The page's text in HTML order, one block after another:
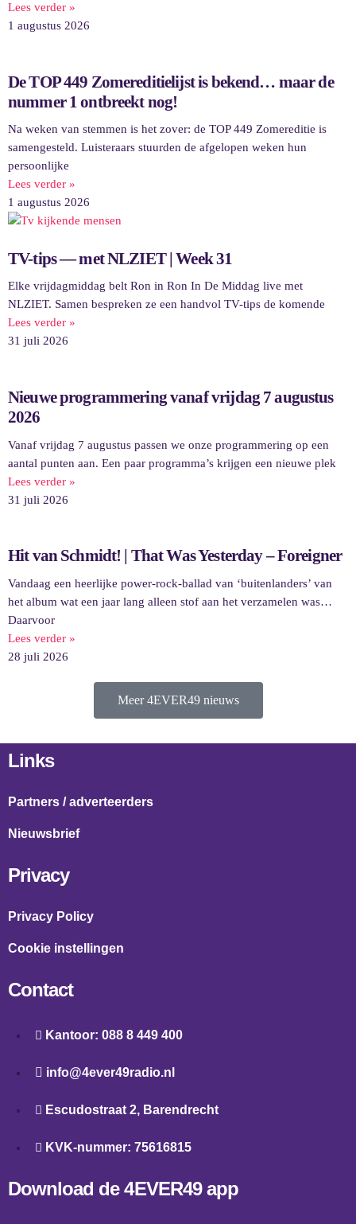
Lees verder »
1 augustus 2026
De TOP 449 Zomereditielijst is bekend… maar de
nummer 1 ontbreekt nog!
Na weken van stemmen is het zover: de TOP 449 Zomereditie is
samengesteld. Luisteraars stuurden de afgelopen weken hun
persoonlijke
Lees verder »
1 augustus 2026
TV-tips — met NLZIET | Week 31
Elke vrijdagmiddag belt Ron in Ron In De Middag live met
NLZIET. Samen bespreken ze een handvol TV-tips de komende
Lees verder »
31 juli 2026
Nieuwe programmering vanaf vrijdag 7 augustus
2026
Vanaf vrijdag 7 augustus passen we onze programmering op een
aantal punten aan. Een paar programma’s krijgen een nieuwe plek
Lees verder »
31 juli 2026
Hit van Schmidt! | That Was Yesterday – Foreigner
Vandaag een heerlijke power-rock-ballad van ‘buitenlanders’ van
het album wat een jaar lang alleen stof aan het verzamelen was…
Daarvoor
Lees verder »
28 juli 2026
Meer 4EVER49 nieuws
Links
Partners / adverteerders
Nieuwsbrief
Privacy
Privacy Policy
Cookie instellingen
Contact
Kantoor: 088 8 449 400
info@4ever49radio.nl
Escudostraat 2, Barendrecht
KVK-nummer: 75616815
Download de 4EVER49 app